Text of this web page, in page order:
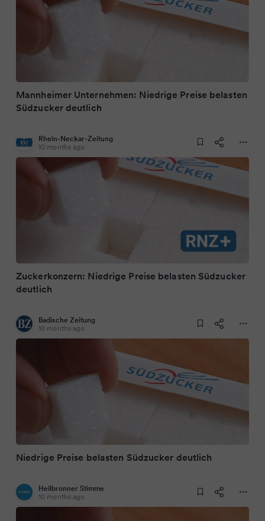
Mannheimer Unternehmen: Niedrige Preise belasten
Südzucker deutlich
Rhein-Neckar-Zeitung
10 months ago
Zuckerkonzern: Niedrige Preise belasten Südzucker
deutlich
Badische Zeitung
10 months ago
Niedrige Preise belasten Südzucker deutlich
Heilbronner Stimme
10 months ago